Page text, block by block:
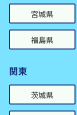
宮城県
福島県
関東
茨城県